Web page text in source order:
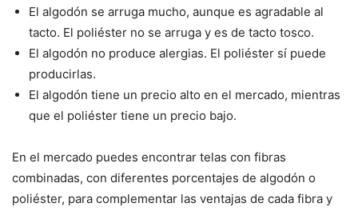
El algodón se arruga mucho, aunque es agradable al
tacto. El poliéster no se arruga y es de tacto tosco.
El algodón no produce alergias. El poliéster sí puede
producirlas.
El algodón tiene un precio alto en el mercado, mientras
que el poliéster tiene un precio bajo.
En el mercado puedes encontrar telas con fibras
combinadas, con diferentes porcentajes de algodón o
poliéster, para complementar las ventajas de cada fibra y